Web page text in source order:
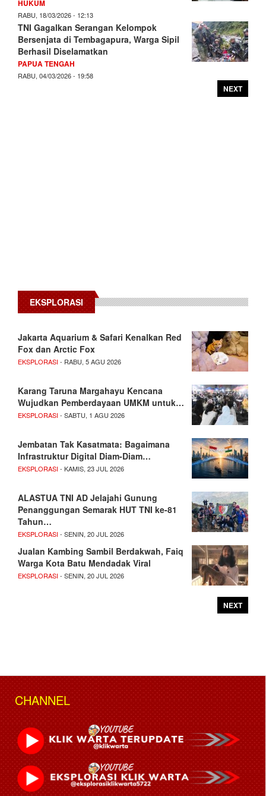
HUKUM
RABU, 18/03/2026 - 12:13
TNI Gagalkan Serangan Kelompok
Bersenjata di Tembagapura, Warga Sipil
Berhasil Diselamatkan
PAPUA TENGAH
RABU, 04/03/2026 - 19:58
NEXT
EKSPLORASI
Jakarta Aquarium & Safari Kenalkan Red
Fox dan Arctic Fox
EKSPLORASI- RABU, 5 AGU 2026
Karang Taruna Margahayu Kencana
Wujudkan Pemberdayaan UMKM untuk…
EKSPLORASI- SABTU, 1 AGU 2026
Jembatan Tak Kasatmata: Bagaimana
Infrastruktur Digital Diam-Diam…
EKSPLORASI- KAMIS, 23 JUL 2026
ALASTUA TNI AD Jelajahi Gunung
Penanggungan Semarak HUT TNI ke-81
Tahun…
EKSPLORASI- SENIN, 20 JUL 2026
Jualan Kambing Sambil Berdakwah, Faiq
Warga Kota Batu Mendadak Viral
EKSPLORASI- SENIN, 20 JUL 2026
NEXT
CHANNEL